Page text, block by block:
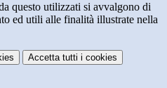
questo utilizzati si avvalgono di
ed utili alle finalità illustrate nella
Accetta tutti i cookies